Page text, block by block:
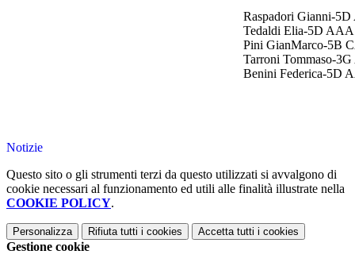
Raspadori Gianni-
Tedaldi Elia-5D AAA
Pini GianMarco-5B
Tarroni Tommaso-
Benini Federica-5D
Notizie
Questo sito o gli strumenti terzi da questo utilizzati si avvalgono di
cookie necessari al funzionamento ed utili alle finalità illustrate nella
COOKIE POLICY.
Personalizza Rifiuta tutti i cookies Accetta tutti i cookies
Gestione cookie